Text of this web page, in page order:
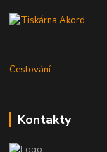
Cestování
Kontakty